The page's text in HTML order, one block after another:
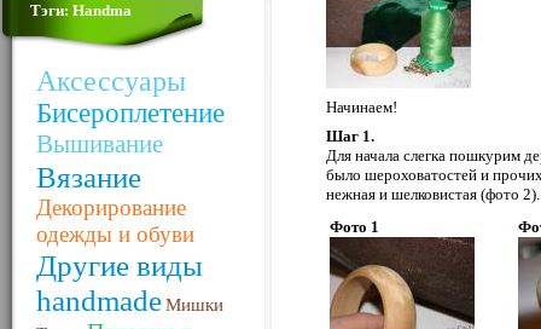
Тэги: Handma
Аксессуары
Бисероплетение
Вышивание
Вязание
Декорирование
одежды и обуви
Другие виды
handmadeМишки
Начинаем!
Шаг 1.
Для начала слегка пошкурим
было шероховатостей и
нежная и шелковистая (фото 2).
Фото 1